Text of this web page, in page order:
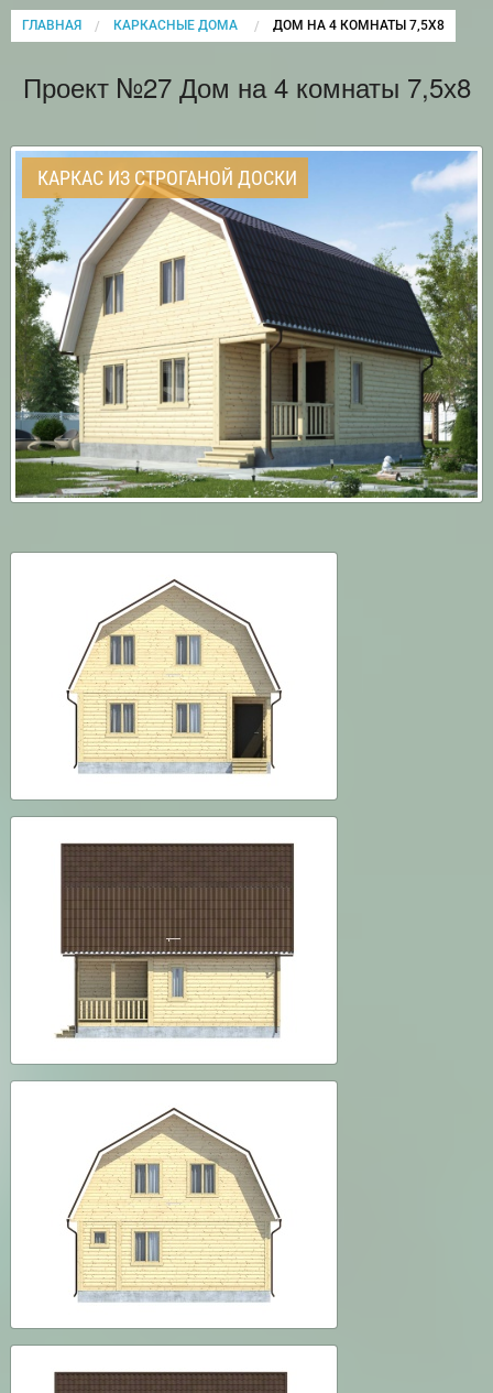
ГЛАВНАЯ КАРКАСНЫЕ ДОМА CURRENT:
ДОМ НА 4 КОМНАТЫ 7,5Х8
Проект №27 Дом на 4 комнаты 7,5х8
КАРКАС ИЗ СТРОГАНОЙ ДОСКИ